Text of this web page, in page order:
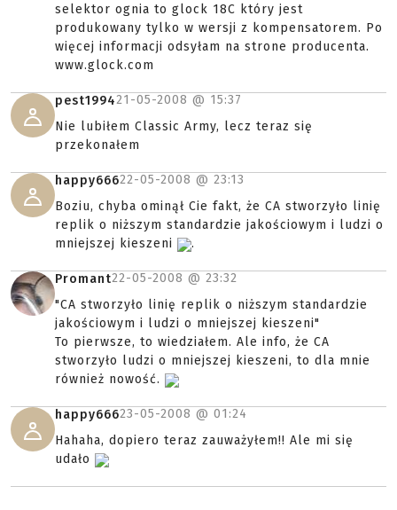
selektor ognia to glock 18C który jest
produkowany tylko w wersji z kompensatorem. Po
więcej informacji odsyłam na strone producenta.
www.glock.com
pest199421-05-2008 @ 15:37
Nie lubiłem Classic Army, lecz teraz się
przekonałem
happy66622-05-2008 @ 23:13
Boziu, chyba ominął Cie fakt, że CA stworzyło linię
replik o niższym standardzie jakościowym i ludzi o
mniejszej kieszeni
.
Promant22-05-2008 @ 23:32
"CA stworzyło linię replik o niższym standardzie
jakościowym i ludzi o mniejszej kieszeni"
To pierwsze, to wiedziałem. Ale info, że CA
stworzyło ludzi o mniejszej kieszeni, to dla mnie
również nowość.
happy66623-05-2008 @ 01:24
Hahaha, dopiero teraz zauważyłem!! Ale mi się
udało